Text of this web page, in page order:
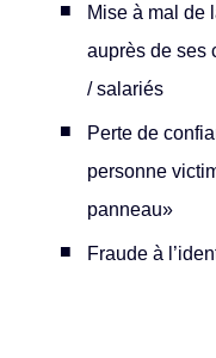
Mise à mal de
auprès de ses
/ salariés
Perte de
personne
panneau»
Fraude à